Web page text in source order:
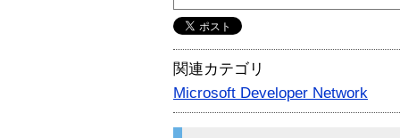
関連カテゴリ
Microsoft Developer Network